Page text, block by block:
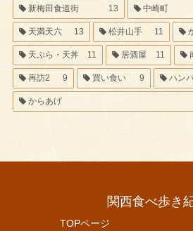
新梅田食道街 13 中崎町
天満天六 13 松井山手 11
天ぷら・天丼 11 居酒屋 11
再訪2 9 買い食い 9 ハン
からあげ
関西食べ歩き
TOPページ